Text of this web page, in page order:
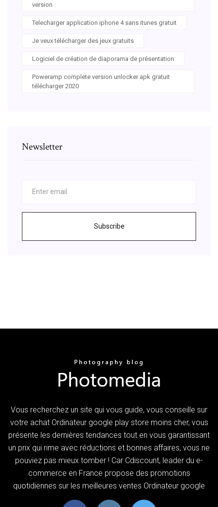
version
Telecharger application iphone 4 sans itunes gratuit
Je veux télécharger des jeux gratuits
Logiciel de création de diaporama de présentation
Poweramp complete version unlocker apk gratuit
télécharger 2020
Newsletter
Subscribe
Vous recherchez un site qui vous guide, vous conseille sur
votre achat Ordinateur google play store moins cher, vous
présente les dernières tendances tout en vous garantissant
un prix qui rime avec réductions et bonnes affaires, vous ne
pouviez pas mieux tomber ! Car Cdiscount, leader du e-
commerce en France propose des promotions
quotidiennes sur les meilleures ventes Ordinateur google